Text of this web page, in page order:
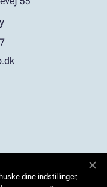
dine indstillinger,